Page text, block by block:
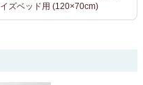
イズベッド用 (120×70cm)